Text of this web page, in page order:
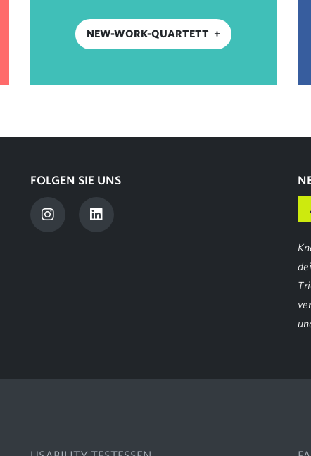
NEW-WORK-QUARTETT
FOLGEN SIE UNS